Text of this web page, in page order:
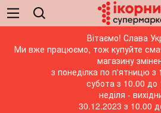
Вітаємо! Слава
Ми вже працюємо, тож купуйте
магазину
з понеділка по п'ятницю з
субота з 10.00 до
неділя -
30.12.2023 з 10.00